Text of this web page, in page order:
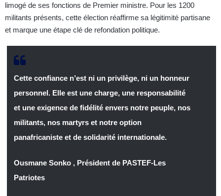
limogé de ses fonctions de Premier ministre. Pour les 1200
militants présents, cette élection réaffirme sa légitimité partisane
et marque une étape clé de refondation politique.
Cette confiance n’est ni un privilège, ni un honneur
personnel. Elle est une charge, une responsabilité
et une exigence de fidélité envers notre peuple, nos
militants, nos martyrs et notre option
panafricaniste et de solidarité internationale.
Ousmane Sonko , Président de PASTEF-Les
Patriotes